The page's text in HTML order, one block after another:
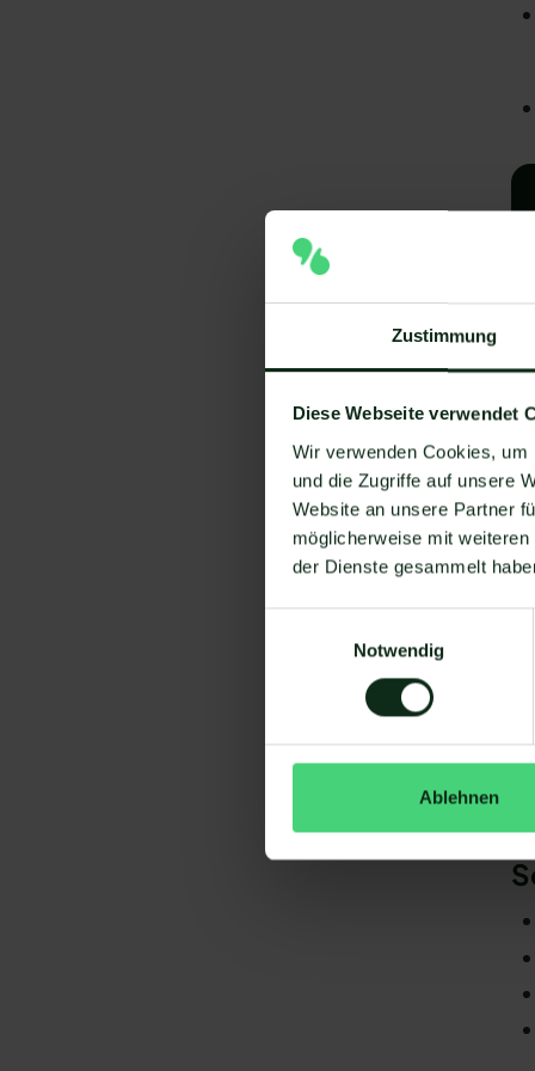
Zustimmung
Diese Webseite verwendet
Wir verwenden Cookies,
und die Zugriffe auf unsere
Website an unsere Partner
möglicherweise mit
der Dienste gesammelt
Notwendig
Ablehnen